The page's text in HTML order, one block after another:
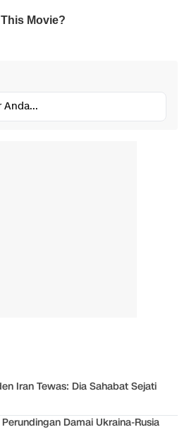
Anda...
Iran Tewas: Dia Sahabat Sejati
Damai Ukraina-Rusia